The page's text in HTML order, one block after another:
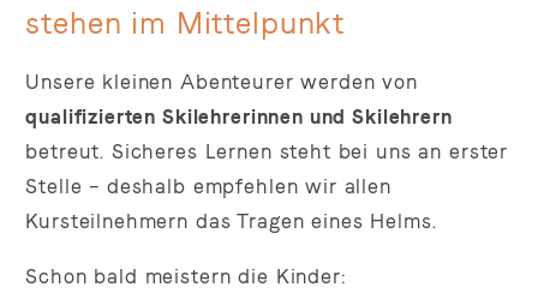
stehen im Mittelpunkt
Unsere kleinen Abenteurer werden von
qualifizierten Skilehrerinnen und Skilehrern
betreut. Sicheres Lernen steht bei uns an erster
Stelle – deshalb empfehlen wir allen
Kursteilnehmern das Tragen eines Helms.
Schon bald meistern die Kinder: